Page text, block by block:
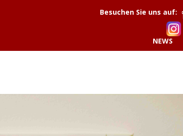
Besuchen Sie uns auf:
NEWS